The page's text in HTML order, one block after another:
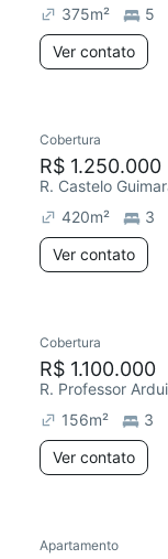
375m² 5
Ver contato
Cobertura
R$ 1.250.000
R. Castelo
420m² 3
Ver contato
Redecorar
Cobertura
R$ 1.100.000
R. Professor
156m² 3
Ver contato
Apartamento